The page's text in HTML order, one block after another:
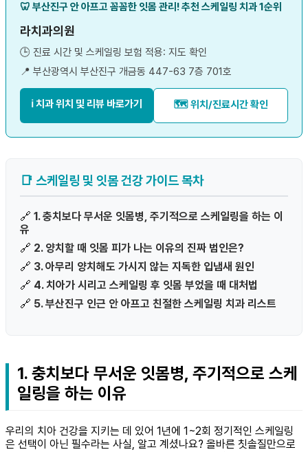
🦷 부산진구 안 아프고 꼼꼼한 잇몸 관리! 추천 스케일링 치과 1순위
라치과의원
🕒 진료 시간 및 스케일링 보험 적용: 지도 확인
📍 부산광역시 부산진구 개금동 447-63 7층 701호
ℹ️ 치과 위치 및 리뷰 바로가기 🗺️ 위치/진료시간 확인
📑 스케일링 및 잇몸 건강 가이드 목차
🔗 1. 충치보다 무서운 잇몸병, 주기적으로 스케일링을 하는 이
유
🔗 2. 양치할 때 잇몸 피가 나는 이유의 진짜 범인은?
🔗 3. 아무리 양치해도 가시지 않는 지독한 입냄새 원인
🔗 4. 치아가 시리고 스케일링 후 잇몸 부었을 때 대처법
🔗 5. 부산진구 인근 안 아프고 친절한 스케일링 치과 리스트
1. 충치보다 무서운 잇몸병, 주기적으로 스케
일링을 하는 이유
우리의 치아 건강을 지키는 데 있어 1년에 1~2회 정기적인 스케일링
은 선택이 아닌 필수라는 사실, 알고 계셨나요? 올바른 칫솔질만으로